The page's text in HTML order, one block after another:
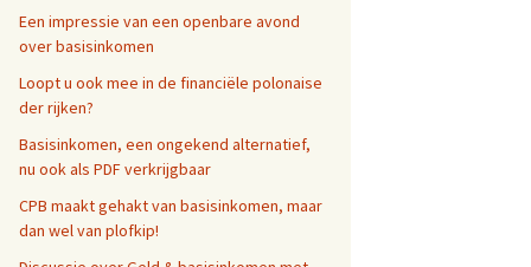
Een impressie van een openbare avond
over basisinkomen
Loopt u ook mee in de financiële polonaise
der rijken?
Basisinkomen, een ongekend alternatief,
nu ook als PDF verkrijgbaar
CPB maakt gehakt van basisinkomen, maar
dan wel van plofkip!